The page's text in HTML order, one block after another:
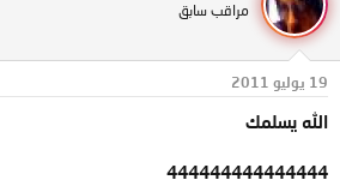
مراقب سابق
19 يوليو 2011
الله يسلمك
444444444444444